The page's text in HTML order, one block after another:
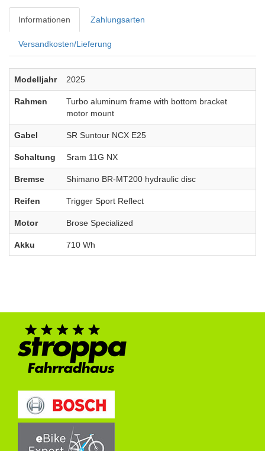
Informationen Zahlungsarten
Versandkosten/Lieferung
Modelljahr 2025
Rahmen
Turbo aluminum frame with bottom bracket
motor mount
Gabel SR Suntour NCX E25
Schaltung Sram 11G NX
Bremse Shimano BR-MT200 hydraulic disc
Reifen Trigger Sport Reflect
Motor Brose Specialized
Akku 710 Wh